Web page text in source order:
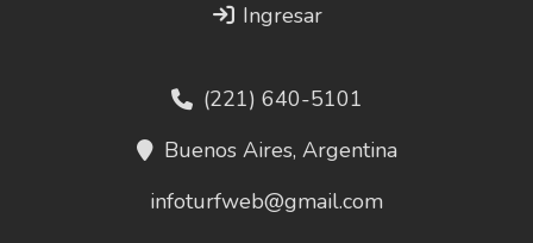
Ingresar
(221) 640-5101
Buenos Aires, Argentina
infoturfweb@gmail.com